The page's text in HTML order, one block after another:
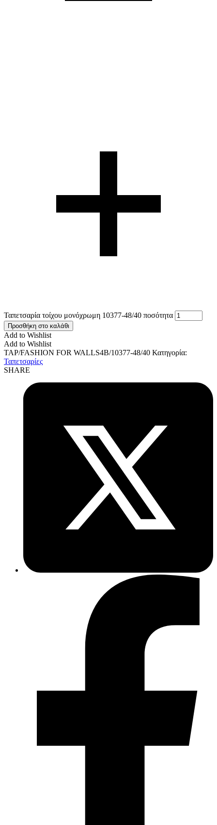
Ταπετσαρία τοίχου μονόχρωμη 10377-48/40 ποσότητα
Προσθήκη στο καλάθι
Add to Wishlist
Add to Wishlist
TAP/FASHION FOR WALLS4B/10377-48/40 Κατηγορία:
Ταπετσαρίες
SHARE